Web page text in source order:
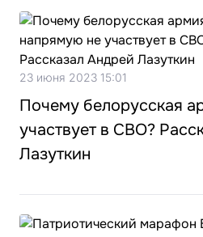
23 июня 2023 15:01
Почему белорусская
участвует в СВО?
Лазуткин